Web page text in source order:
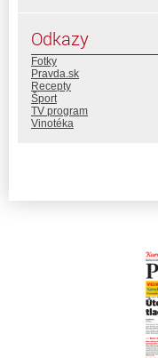
Odkazy
Fotky
Pravda.sk
Recepty
Šport
TV program
Vinotéka